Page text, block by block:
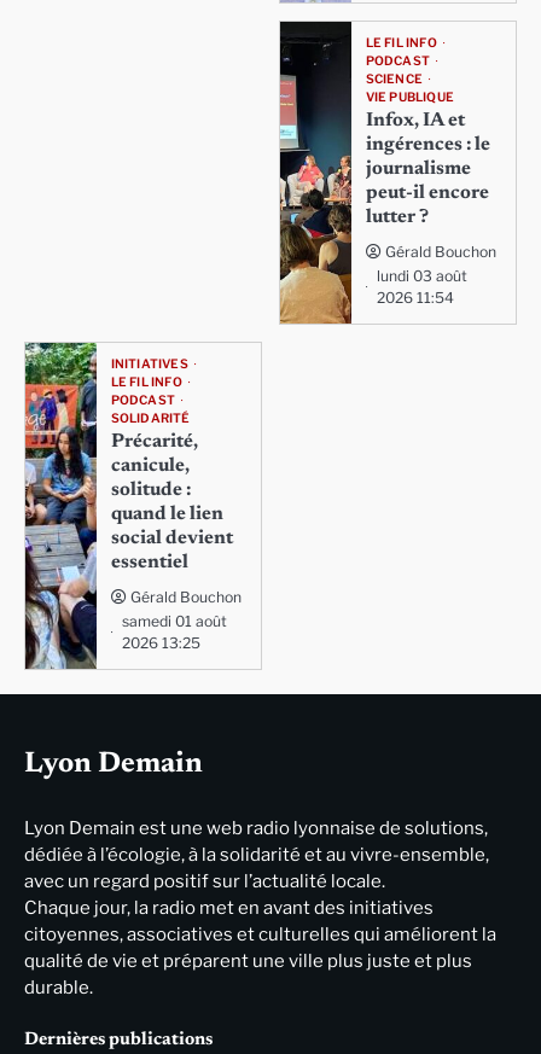
LE FIL INFO
PODCAST
SCIENCE
VIE PUBLIQUE
Infox, IA et
ingérences : le
journalisme
peut-il encore
lutter ?
Gérald Bouchon
lundi 03 août
2026 11:54
INITIATIVES
LE FIL INFO
PODCAST
SOLIDARITÉ
Précarité,
canicule,
solitude :
quand le lien
social devient
essentiel
Gérald Bouchon
samedi 01 août
2026 13:25
Lyon Demain
Lyon Demain est une web radio lyonnaise de solutions,
dédiée à l’écologie, à la solidarité et au vivre-ensemble,
avec un regard positif sur l’actualité locale.
Chaque jour, la radio met en avant des initiatives
citoyennes, associatives et culturelles qui améliorent la
qualité de vie et préparent une ville plus juste et plus
durable.
Dernières publications